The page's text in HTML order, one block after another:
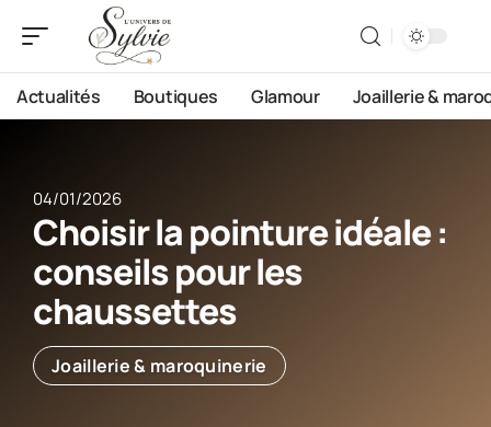
Actualités Boutiques Glamour Joaillerie &
04/01/2026
Choisir la pointure idéale :
conseils pour les
chaussettes
Joaillerie & maroquinerie